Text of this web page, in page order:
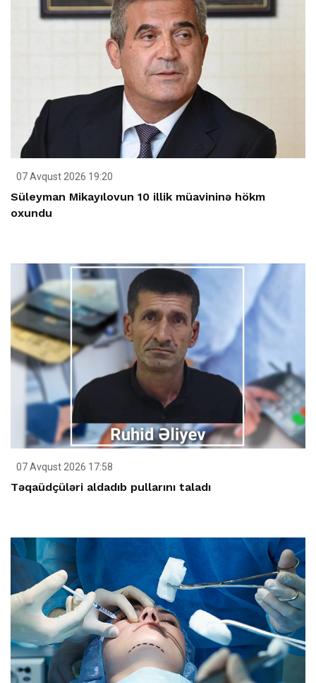
07 Avqust 2026 19:20
Süleyman Mikayılovun 10 illik müavininə hökm
oxundu
07 Avqust 2026 17:58
Təqaüdçüləri aldadıb pullarını taladı